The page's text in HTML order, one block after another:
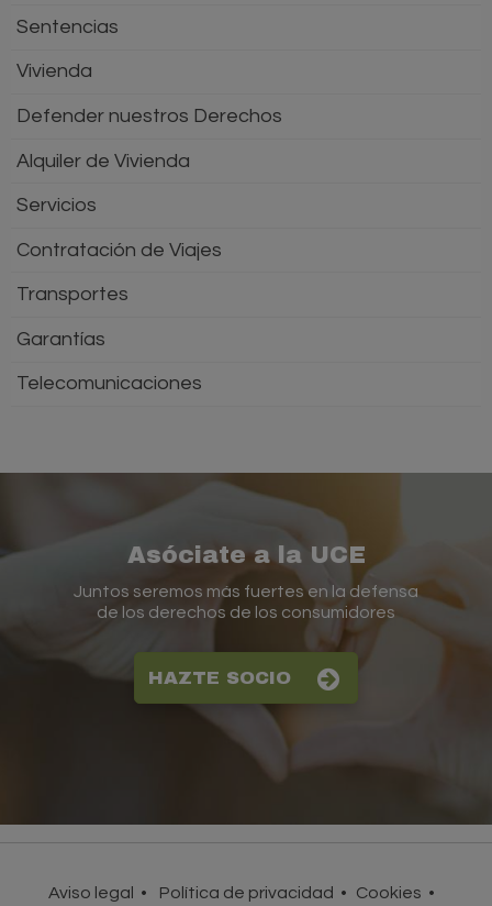
Sentencias
Vivienda
Defender nuestros Derechos
Alquiler de Vivienda
Servicios
Contratación de Viajes
Transportes
Garantías
Telecomunicaciones
Asóciate a la UCE
Juntos seremos más fuertes en la defensa
de los derechos de los consumidores
HAZTE SOCIO
Aviso legal Política de privacidad
Cookies